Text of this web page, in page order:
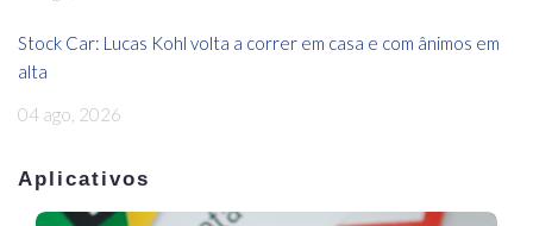
Stock Car: Lucas Kohl volta a correr em casa e com ânimos em
alta
04 ago, 2026
Aplicativos